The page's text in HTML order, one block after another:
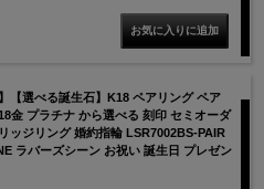
【選べる誕生石】K18 ペアリング ペア
金 プラチナ から選べる 刻印 セミオーダ
ッジリング 婚約指輪 LSR7002BS-PAIR
ラバーズシーン お祝い 誕生日 プレゼン